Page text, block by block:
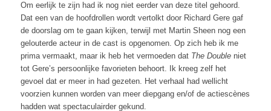
Om eerlijk te zijn had ik nog niet eerder van deze titel gehoord.
Dat een van de hoofdrollen wordt vertolkt door Richard Gere gaf
de doorslag om te gaan kijken, terwijl met Martin Sheen nog een
gelouterde acteur in de cast is opgenomen. Op zich heb ik me
prima vermaakt, maar ik heb het vermoeden dat The Doubleniet
tot Gere’s persoonlijke favorieten behoort. Ik kreeg zelf het
gevoel dat er meer in had gezeten. Het verhaal had wellicht
voorzien kunnen worden van meer diepgang en/of de actiescènes
hadden wat spectaculairder gekund.